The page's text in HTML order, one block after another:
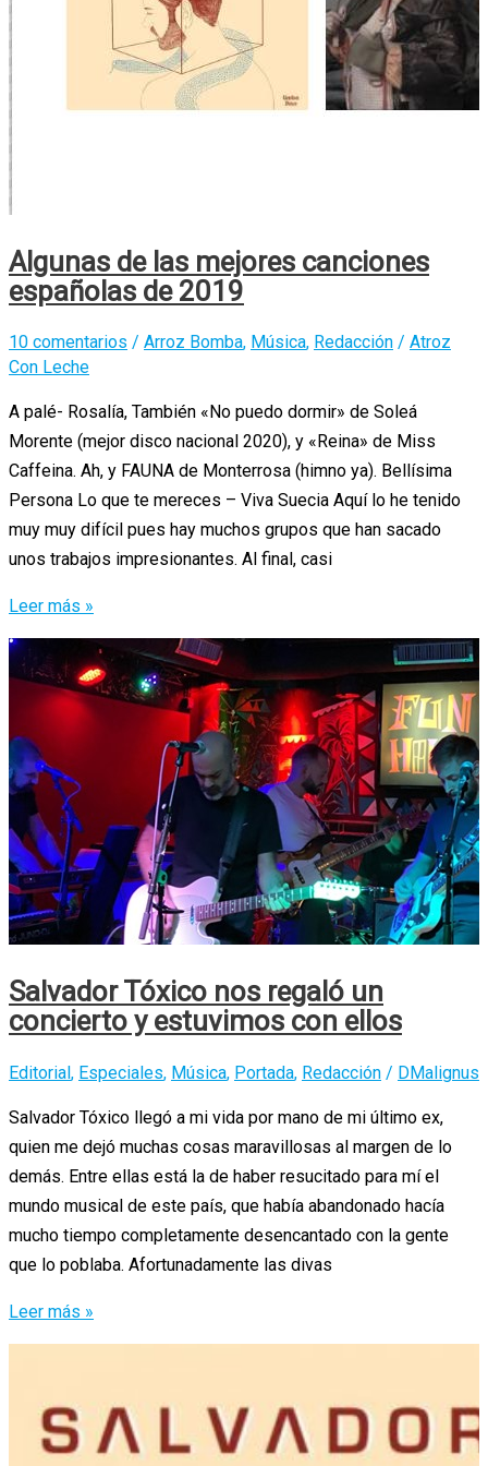
Algunas de las mejores canciones
españolas de 2019
10 comentarios / Arroz Bomba, Música, Redacción / Atroz
Con Leche
A palé- Rosalía, También «No puedo dormir» de Soleá
Morente (mejor disco nacional 2020), y «Reina» de Miss
Caffeina. Ah, y FAUNA de Monterrosa (himno ya). Bellísima
Persona Lo que te mereces – Viva Suecia Aquí lo he tenido
muy muy difícil pues hay muchos grupos que han sacado
unos trabajos impresionantes. Al final, casi
Algunas
de
las
mejores
canciones
españolas
de
2019
Leer más »
Salvador Tóxico nos regaló un
concierto y estuvimos con ellos
Editorial, Especiales, Música, Portada, Redacción / DMalignus
Salvador Tóxico llegó a mi vida por mano de mi último ex,
quien me dejó muchas cosas maravillosas al margen de lo
demás. Entre ellas está la de haber resucitado para mí el
mundo musical de este país, que había abandonado hacía
mucho tiempo completamente desencantado con la gente
que lo poblaba. Afortunadamente las divas
Salvador
Tóxico
concierto
Leer más »